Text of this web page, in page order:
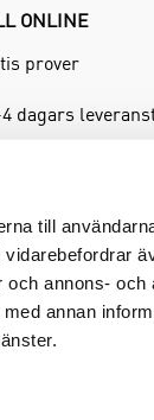
till
och annons- och
annan
ONLINE
prover
dagars